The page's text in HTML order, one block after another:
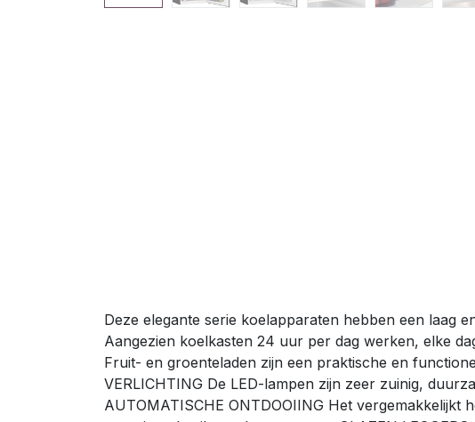
Deze elegante serie koelapparaten hebben een laag
Aangezien koelkasten 24 uur per dag werken, elke
Fruit- en groenteladen zijn een praktische en
VERLICHTING De LED-lampen zijn zeer zuinig,
AUTOMATISCHE ONTDOOIING Het